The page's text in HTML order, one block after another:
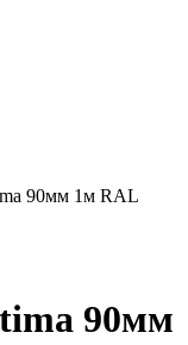
90мм 1м RAL
90мм